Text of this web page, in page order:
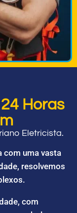
Horas
Eletricista.
com uma vasta
resolvemos
com